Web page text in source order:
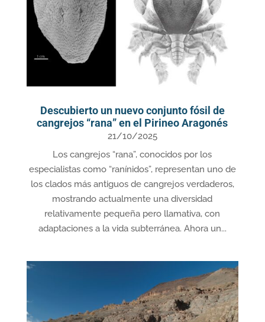
Descubierto un nuevo conjunto fósil de
cangrejos “rana” en el Pirineo Aragonés
21/10/2025
Los cangrejos “rana”, conocidos por los
especialistas como “ranínidos”, representan uno de
los clados más antiguos de cangrejos verdaderos,
mostrando actualmente una diversidad
relativamente pequeña pero llamativa, con
adaptaciones a la vida subterránea. Ahora un...